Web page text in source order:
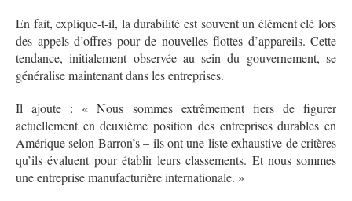
En fait, explique-t-il, la durabilité est souvent un élément clé lors
des appels d’offres pour de nouvelles flottes d’appareils. Cette
tendance, initialement observée au sein du gouvernement, se
généralise maintenant dans les entreprises.
Il ajoute : « Nous sommes extrêmement fiers de figurer
actuellement en deuxième position des entreprises durables en
Amérique selon Barron’s – ils ont une liste exhaustive de critères
qu’ils évaluent pour établir leurs classements. Et nous sommes
une entreprise manufacturière internationale. »